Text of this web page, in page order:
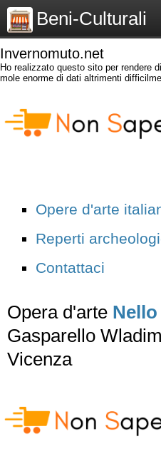
Beni-Culturali
Invernomuto.net
Ho realizzato questo sito per rendere
mole enorme di dati altrimenti
Opere d'arte
Reperti
Contattaci
Opera d'arte
Gasparello
Vicenza